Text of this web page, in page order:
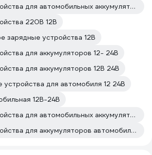
Зарядные устройства для автомобильных аккумуляторов автоматические
220В 12В
зарядные устройства 12В
для аккумуляторов 12- 24В
для аккумуляторов 12В 24В
устройства для автомобиля 12 24В
12В-24В
Зарядные устройства для автомобильных аккумуляторов 12/24 Вольт
Зарядные устройства для аккумуляторов автомобиля 14 в